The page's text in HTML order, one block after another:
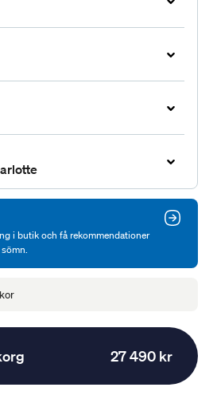
i butik och få rekommendationer
27 490 kr